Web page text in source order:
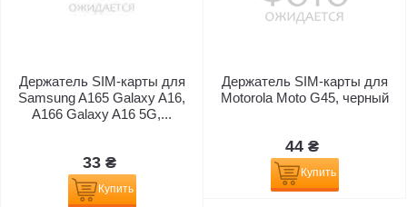
Держатель SIM-карты для
Samsung A165 Galaxy A16,
A166 Galaxy A16 5G,...
33 ₴
Купить
Держатель SIM-карты для
Motorola Moto G45, черный
44 ₴
Купить